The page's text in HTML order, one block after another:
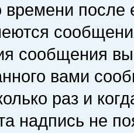
времени
сообщения
вами
раз и
надпись не